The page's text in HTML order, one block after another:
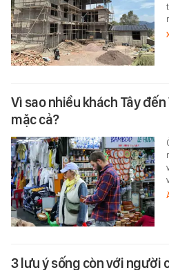
Vì sao nhiều khách Tây
mặc cả?
3 lưu ý sống còn với người